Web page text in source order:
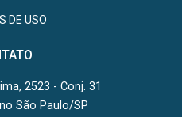
DE USO
2523 - Conj. 31
São Paulo/SP